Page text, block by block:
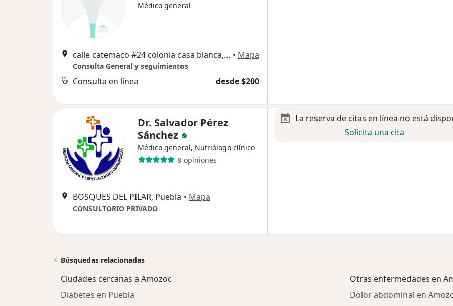
Médico general
calle catemaco #24 colonia casa blanca, Puebla • Mapa
Consulta General y seguimientos
Consulta en línea desde $200
Dr. Salvador Pérez
Sánchez
Médico general, Nutriólogo clínico
8 opiniones
BOSQUES DEL PILAR, Puebla • Mapa
CONSULTORIO PRIVADO
La reserva de citas en línea no está
Solicita una cita
Búsquedas relacionadas
Ciudades cercanas a Amozoc
Diabetes en Puebla
Otras enfermedades en
Dolor abdominal en